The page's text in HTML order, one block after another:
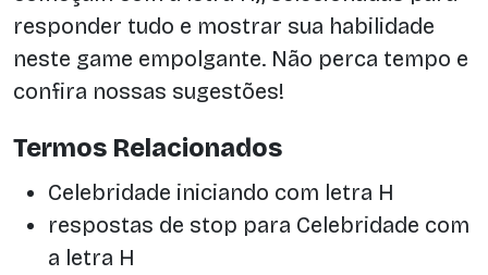
responder tudo e mostrar sua habilidade
neste game empolgante. Não perca tempo e
confira nossas sugestões!
Termos Relacionados
Celebridade iniciando com letra H
respostas de stop para Celebridade com
a letra H